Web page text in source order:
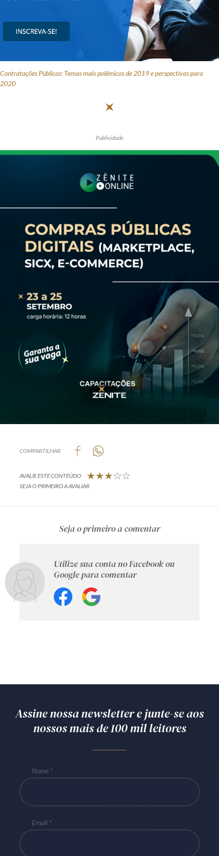
Av. Sete de Setembro, 4698
CEP80240-000
Whatsapp (41) 98881-6616
Contratações Públicas: Temas mais polêmicos de 2019 e perspectivas para
2020
Publicidade
COMPARTILHAR
AVALIE ESTE CONTEÚDO
SEJA O PRIMEIRO A AVALIAR
Seja o primeiro a comentar
Utilize sua conta no Facebook ou
Google para comentar
Assine nossa newsletter e junte-se aos
nossos mais de 100 mil leitores
Nome
Email